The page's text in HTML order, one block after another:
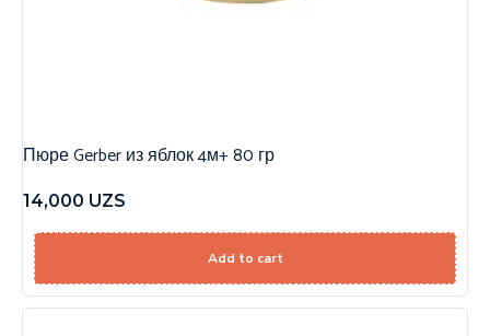
Пюре Gerber из яблок 4м+ 80 гр
14,000 UZS
Add to cart